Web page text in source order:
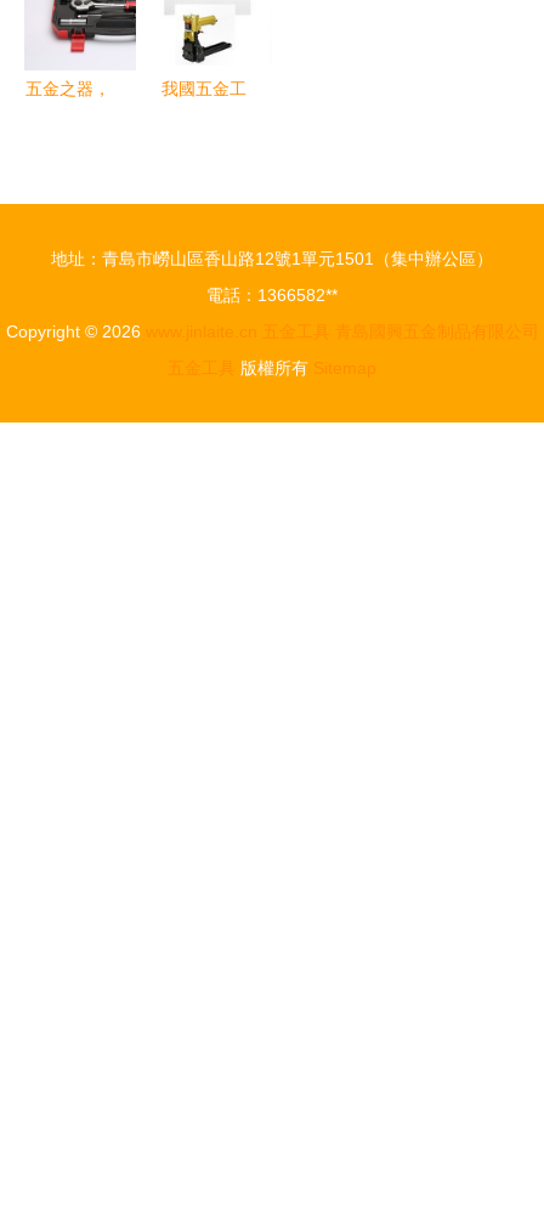
五金之器，
我國五金工
地址：青島市嶗山區香山路12號1單元1501（集中辦公區）
電話：1366582**
Copyright © 2026 www.jinlaite.cn 五金工具
青島國興五金制品有限公司
五金工具
版權所有 Sitemap